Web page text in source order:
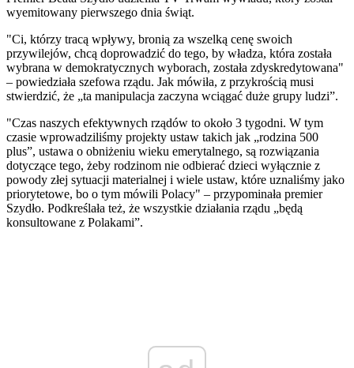
wyemitowany pierwszego dnia świąt.
"Ci, którzy tracą wpływy, bronią za wszelką cenę swoich
przywilejów, chcą doprowadzić do tego, by władza, która została
wybrana w demokratycznych wyborach, została zdyskredytowana"
– powiedziała szefowa rządu. Jak mówiła, z przykrością musi
stwierdzić, że „ta manipulacja zaczyna wciągać duże grupy ludzi”.
"Czas naszych efektywnych rządów to około 3 tygodni. W tym
czasie wprowadziliśmy projekty ustaw takich jak „rodzina 500
plus”, ustawa o obniżeniu wieku emerytalnego, są rozwiązania
dotyczące tego, żeby rodzinom nie odbierać dzieci wyłącznie z
powody złej sytuacji materialnej i wiele ustaw, które uznaliśmy jako
priorytetowe, bo o tym mówili Polacy" – przypominała premier
Szydło. Podkreślała też, że wszystkie działania rządu „będą
konsultowane z Polakami”.